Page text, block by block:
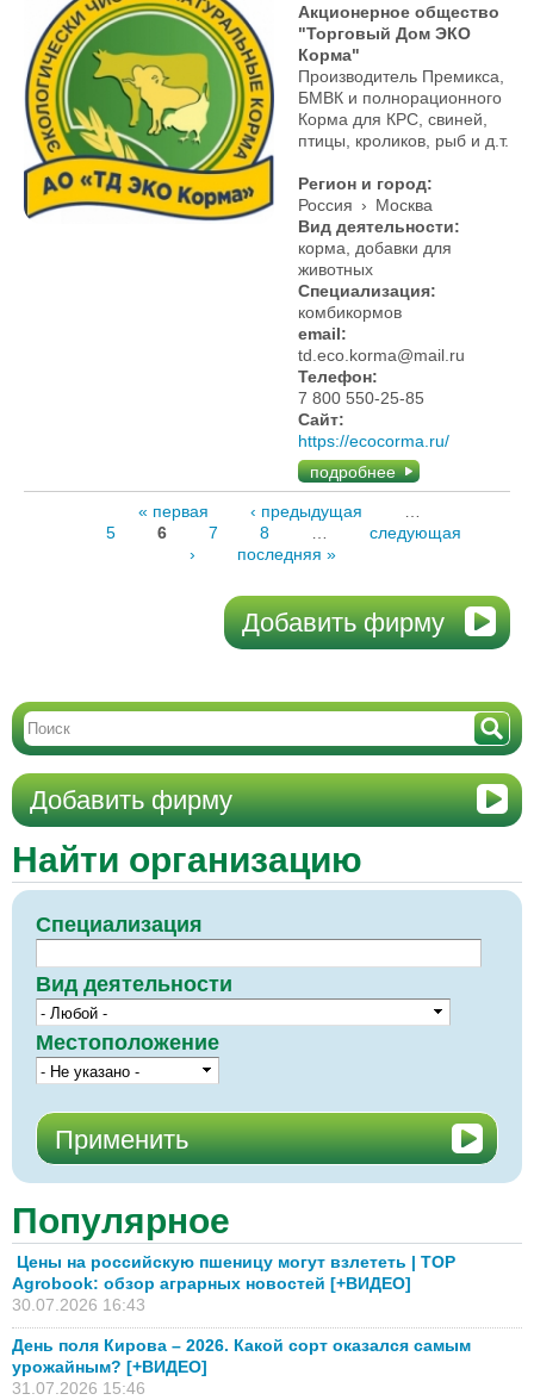
Акционерное общество
"Торговый Дом ЭКО
Корма"
Производитель Премикса,
БМВК и полнорационного
Корма для КРС, свиней,
птицы, кроликов, рыб и д.т.
Регион и город:
Россия › Москва
Вид деятельности:
корма, добавки для
животных
Специализация:
комбикормов
email:
td.eco.korma@mail.ru
Телефон:
7 800 550-25-85
Сайт:
https://ecocorma.ru/
подробнее
« первая ‹ предыдущая
5
6 7 8
следующая
›
последняя »
Добавить фирму
Добавить фирму
Найти организацию
Специализация
Вид деятельности
Местоположение
Популярное
Цены на российскую пшеницу могут взлететь | TOP
Agrobook: обзор аграрных новостей [+ВИДЕО]
30.07.2026 16:43
День поля Кирова – 2026. Какой сорт оказался самым
урожайным? [+ВИДЕО]
31.07.2026 15:46